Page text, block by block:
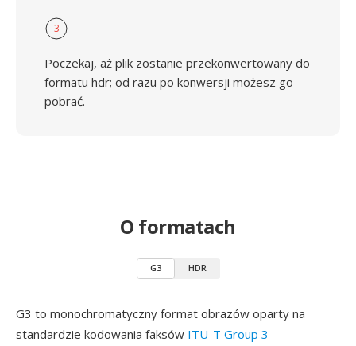
3
Poczekaj, aż plik zostanie przekonwertowany do
formatu hdr; od razu po konwersji możesz go
pobrać.
O formatach
G3 HDR
G3 to monochromatyczny format obrazów oparty na
standardzie kodowania faksów ITU-T Group 3